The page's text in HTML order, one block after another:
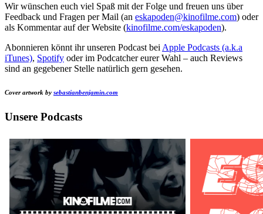
Wir wünschen euch viel Spaß mit der Folge und freuen uns über
Feedback und Fragen per Mail (an eskapoden@kinofilme.com) oder
als Kommentar auf der Website (kinofilme.com/eskapoden).
Abonnieren könnt ihr unseren Podcast bei Apple Podcasts (a.k.a
iTunes), Spotify oder im Podcatcher eurer Wahl – auch Reviews
sind an gegebener Stelle natürlich gern gesehen.
Cover artwork by sebastianbenjamin.com
Unsere Podcasts